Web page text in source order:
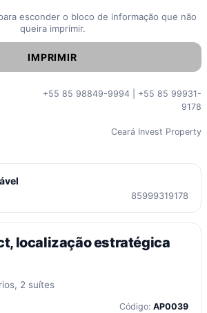
esconder o bloco de informação que não
queira imprimir.
IMPRIMIR
+55 85 98849-9994 | +55 85 99931-
9178
Ceará Invest Property
85999319178
localização estratégica
2 suítes
Código: AP0039